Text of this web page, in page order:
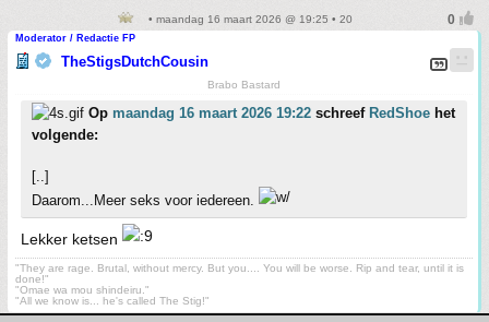
• maandag 16 maart 2026 @ 19:25 • 20
Moderator / Redactie FP
TheStigsDutchCousin
Brabo Bastard
Op maandag 16 maart 2026 19:22 schreef RedShoe het
volgende:
[..]
Daarom...Meer seks voor iedereen.
Lekker ketsen
"They are rage. Brutal, without mercy. But you.... You will be worse. Rip and tear, until it is
done!"
"Omae wa mou shindeiru."
"All we know is... he's called The Stig!"